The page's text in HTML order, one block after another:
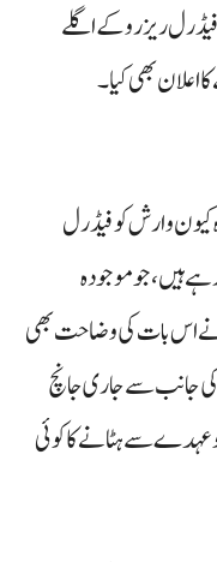
ریزرو کے اگلے
اعلان بھی کیا۔
وارش کو فیڈرل
ہیں، جو موجودہ
نے اس بات کی وضاحت بھی
جانب سے جاری جانچ
عہدے سے ہٹانے کا کوئی